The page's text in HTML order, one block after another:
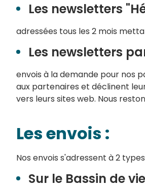
Les newsletters
adressées tous les 2 mois
Les newsletters
envois à la demande pour nos
aux partenaires et déclinent
vers leurs sites web. Nous
Les envois :
Nos envois s'adressent à 2
Sur le Bassin de